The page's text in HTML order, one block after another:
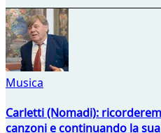
Musica
Carletti (Nomadi):
canzoni e continuando la